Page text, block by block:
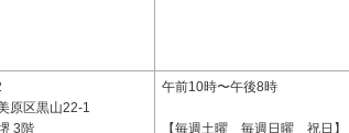
原区黒山22-1
3階
午前10時〜午後8時
【毎週土曜 毎週日曜 祝日】